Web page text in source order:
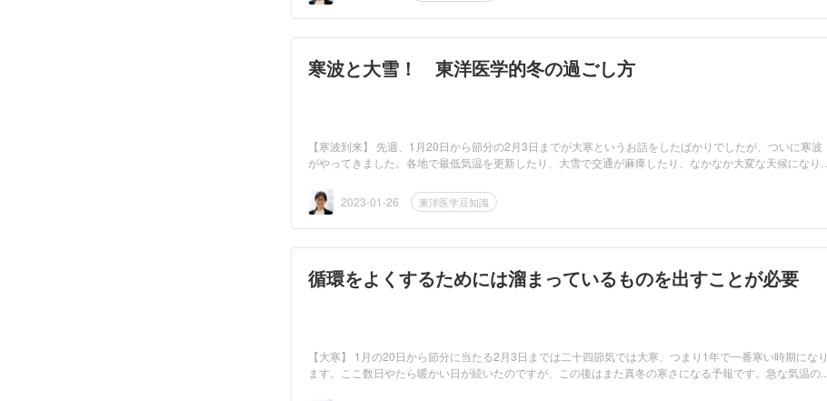
寒波と大雪！ 東洋医学的冬の過ごし方
【寒波到来】 先週、1月20日から節分の2月3日までが大寒というお話をしたばかりでしたが、ついに寒波
がやってきました。各地で最低気温を更新したり、大雪で交通が麻痺したり、なかなか大変な天候になり
2023-01-26
東洋医学豆知識
循環をよくするためには溜まっているものを出すことが必要
【大寒】 1月の20日から節分に当たる2月3日までは二十四節気では大寒、つまり1年で一番寒い時期になり
ます。ここ数日やたら暖かい日が続いたのですが、この後はまた真冬の寒さになる予報です。急な気温の...